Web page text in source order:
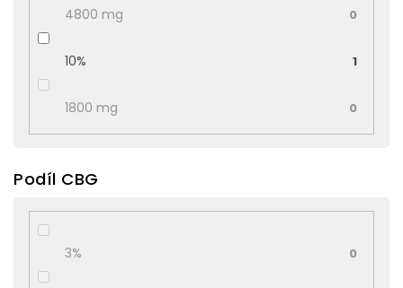
4800 mg 0
10% 1
1800 mg 0
Podíl CBG
3% 0